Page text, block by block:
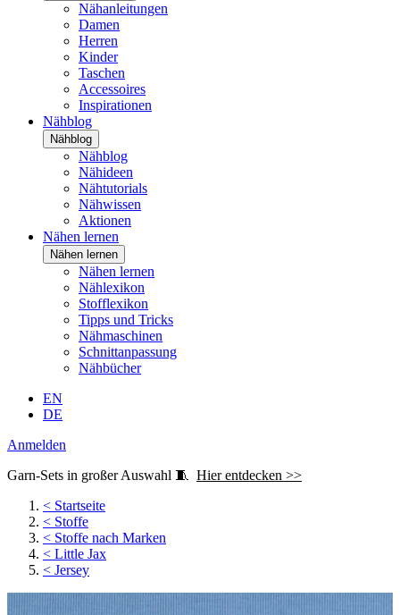
Nähanleitungen
Damen
Herren
Kinder
Taschen
Accessoires
Inspirationen
Nähblog
Nähblog
Nähblog
Nähideen
Nähtutorials
Nähwissen
Aktionen
Nähen lernen
Nähen lernen
Nähen lernen
Nählexikon
Stofflexikon
Tipps und Tricks
Nähmaschinen
Schnittanpassung
Nähbücher
EN
DE
Anmelden
Garn-Sets in großer Auswahl 🧵 Hier entdecken >>
< Startseite
< Stoffe
< Stoffe nach Marken
< Little Jax
< Jersey